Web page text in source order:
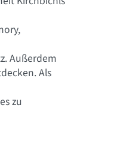
Außerdem
Als
zu